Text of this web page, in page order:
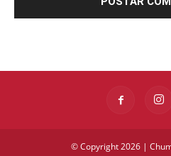
© Copyright 2026 |